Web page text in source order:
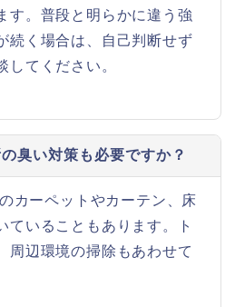
す。普段と明らかに違う強
続く場合は、自己判断せず
してください。
臭い対策も必要ですか？
カーペットやカーテン、床
ていることもあります。ト
周辺環境の掃除もあわせて